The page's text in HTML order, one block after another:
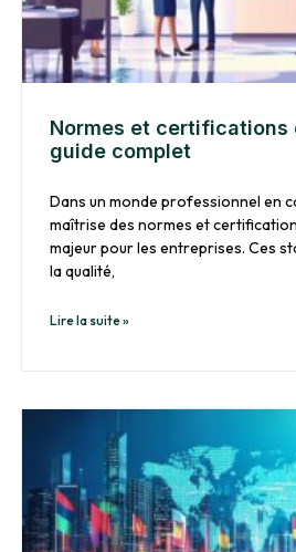
Normes et certifications
guide complet
Dans un monde professionnel en
maîtrise des normes et
majeur pour les entreprises. Ces
la qualité,
Lire la suite »